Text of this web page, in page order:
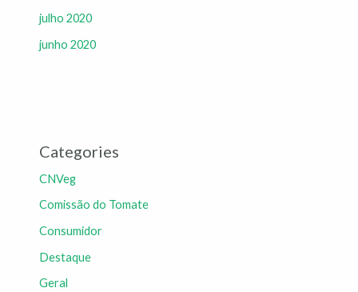
julho 2020
junho 2020
Categories
CNVeg
Comissão do Tomate
Consumidor
Destaque
Geral